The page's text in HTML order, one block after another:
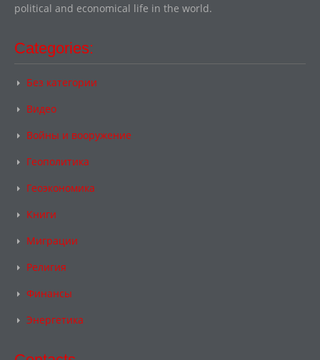
political and economical life in the world.
Categories:
Без категории
Видео
Войны и вооружение
Геополитика
Геоэкономика
Книги
Миграции
Религия
Финансы
Энергетика